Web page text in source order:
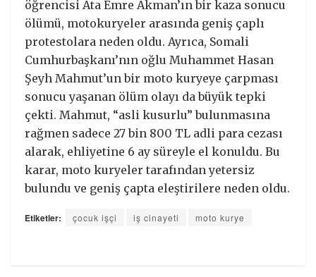
öğrencisi Ata Emre Akman’ın bir kaza sonucu
ölümü, motokuryeler arasında geniş çaplı
protestolara neden oldu. Ayrıca, Somali
Cumhurbaşkanı’nın oğlu Muhammet Hasan
Şeyh Mahmut’un bir moto kuryeye çarpması
sonucu yaşanan ölüm olayı da büyük tepki
çekti. Mahmut, “asli kusurlu” bulunmasına
rağmen sadece 27 bin 800 TL adli para cezası
alarak, ehliyetine 6 ay süreyle el konuldu. Bu
karar, moto kuryeler tarafından yetersiz
bulundu ve geniş çapta eleştirilere neden oldu.
Etiketler: çocuk işçi iş cinayeti moto kurye